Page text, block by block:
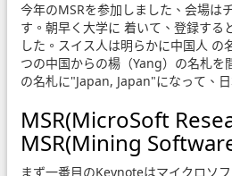
今年のMSRを参加しました、会場は
す。朝早く大学に 着いて、登録する
した。スイス人は明らかに中国人 の
つの中国からの楊（Yang）の名札を
の名札に"Japan, Japan"になって、
MSR(MicroSoft
MSR(Mining
まず一番目のKeynoteはマイクロソ